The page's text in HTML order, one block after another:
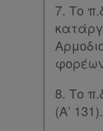
7. Το
8. Το
(Α’ 131).